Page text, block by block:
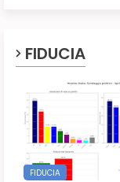
FIDUCIA
FIDUCIA